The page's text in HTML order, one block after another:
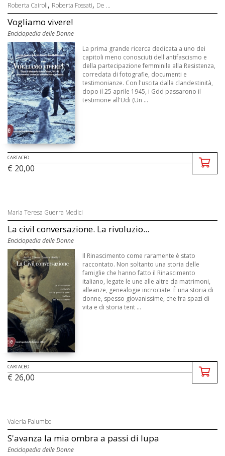
Roberta Cairoli, Roberta Fossati, De ...
Vogliamo vivere!
Enciclopedia delle Donne
La prima grande ricerca dedicata a uno dei
capitoli meno conosciuti dell'antifascismo e
della partecipazione femminile alla Resistenza,
corredata di fotografie, documenti e
testimonianze. Con l'uscita dalla clandestinità,
dopo il 25 aprile 1945, i Gdd passarono il
testimone all'Udi (Un ...
CARTACEO
€ 20,00
Maria Teresa Guerra Medici
La civil conversazione. La rivoluzio...
Enciclopedia delle Donne
Il Rinascimento come raramente è stato
raccontato. Non soltanto una storia delle
famiglie che hanno fatto il Rinascimento
italiano, legate le une alle altre da matrimoni,
alleanze, genealogie incrociate. È una storia di
donne, spesso giovanissime, che fra spazi di
vita e di storia tent ...
CARTACEO
€ 26,00
Valeria Palumbo
S'avanza la mia ombra a passi di lupa
Enciclopedia delle Donne